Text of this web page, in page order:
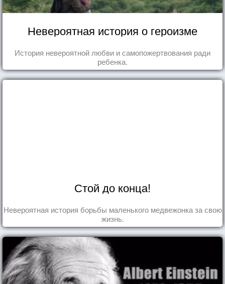
Невероятная история о героизме
История невероятной любви и самопожертвования ради
ребенка.
Стой до конца!
Невероятная история борьбы маленького медвежонка за свою
жизнь.